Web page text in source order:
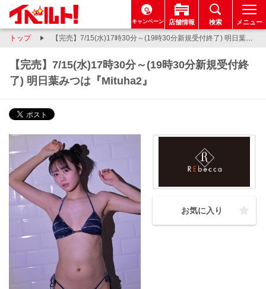
キャンペーン 店舗情報 検索 メニュー
トップ 【完売】7/15(水)17時30分～(19時30分新規受付終了) 明日葉みつは『Mituha2』
【完売】7/15(水)17時30分～(19時30分新規受付終
了) 明日葉みつは『Mituha2』
お気に入り